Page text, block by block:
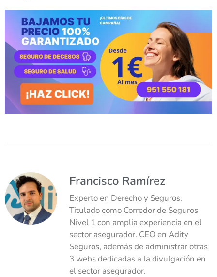
Francisco Ramírez
Experto en Derecho y Seguros.
Titulado como Corredor de Seguros
Nivel 1 con amplia experiencia en el
sector asegurador. CEO en Adity
Seguros, además de administrar otras
3 webs dedicadas a la divulgación en
el sector asegurador.